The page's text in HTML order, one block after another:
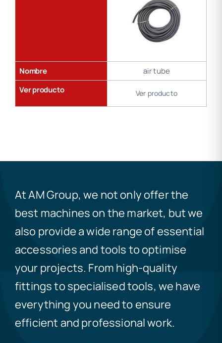
Nombre
air tube
Ver producto
Ver producto
At AM Group, we not only offer the
best machines on the market, but we
also provide a wide range of essential
accessories and tools to optimise
your projects. From high-quality
fittings to specialised tools, we have
everything you need to ensure
efficient and professional work.